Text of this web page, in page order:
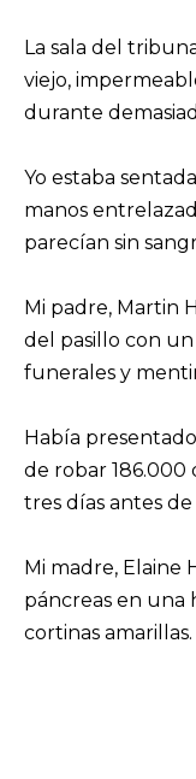
La sala del
viejo,
durante
Yo estaba
manos
parecían sin
Mi padre, Martin
del pasillo con
funerales y
Había
de robar 186.000
tres días antes
Mi madre, Elaine
páncreas en una
cortinas amarillas.